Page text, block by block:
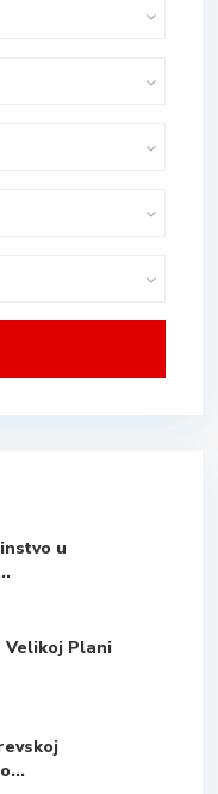
u
Velikoj Plani